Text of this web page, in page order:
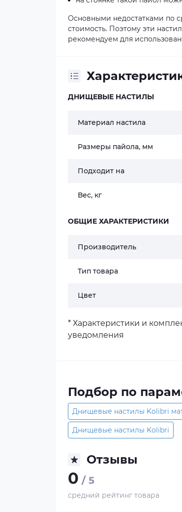
Основными недостатками по
стоимость. Поэтому эти
рекомендуем для
ДНИЩЕВЫЕ НАСТИЛЫ
Материал настила
Размеры пайола, мм
Подходит на
Вес, кг
ОБЩИЕ ХАРАКТЕРИСТИКИ
Производитель
Тип товара
Цвет
* Характеристики и
уведомления
Подбор по
Днищевые настилы Kolibri
Днищевые настилы Kolibri
Отзывы
0 / 5
средний рейтинг товара